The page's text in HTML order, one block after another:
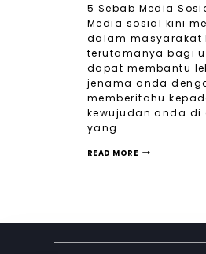
5 Sebab Media
Media sosial kini
dalam masyarakat
terutamanya bagi
dapat membantu
jenama anda
memberitahu
kewujudan anda
yang…
READ MORE